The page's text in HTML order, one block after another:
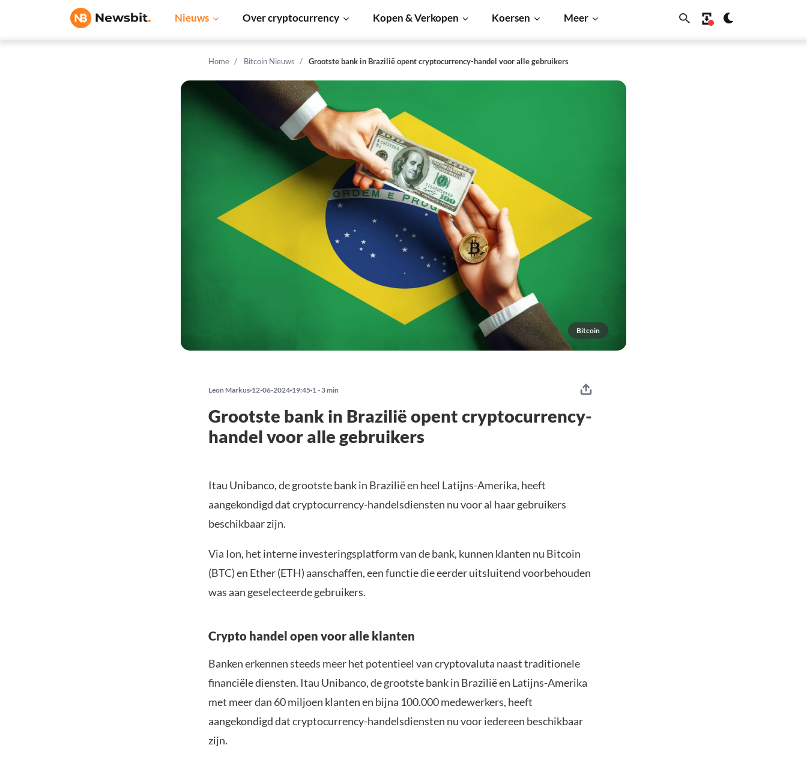
Nieuws Over cryptocurrency Kopen & Verkopen Koersen Meer
Home Bitcoin Nieuws Grootste bank in Brazilië opent cryptocurrency-handel voor alle gebruikers
Bitcoin
Leon Markus 12-06-2024 19:45 1 - 3 min
Grootste bank in Brazilië opent cryptocurrency-
handel voor alle gebruikers
Itau Unibanco, de grootste bank in Brazilië en heel Latijns-Amerika, heeft
aangekondigd dat cryptocurrency-handelsdiensten nu voor al haar gebruikers
beschikbaar zijn.
Via Ion, het interne investeringsplatform van de bank, kunnen klanten nu Bitcoin
(BTC) en Ether (ETH) aanschaffen, een functie die eerder uitsluitend voorbehouden
was aan geselecteerde gebruikers.
Crypto handel open voor alle klanten
Banken erkennen steeds meer het potentieel van cryptovaluta naast traditionele
financiële diensten. Itau Unibanco, de grootste bank in Brazilië en Latijns-Amerika
met meer dan 60 miljoen klanten en bijna 100.000 medewerkers, heeft
aangekondigd dat cryptocurrency-handelsdiensten nu voor iedereen beschikbaar
zijn.